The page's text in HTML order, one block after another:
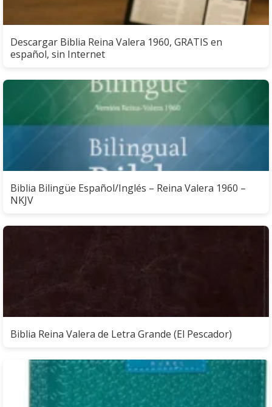
Descargar Biblia Reina Valera 1960, GRATIS en
español, sin Internet
Biblia Bilingüe Español/Inglés – Reina Valera 1960 –
NKJV
Biblia Reina Valera de Letra Grande (El Pescador)